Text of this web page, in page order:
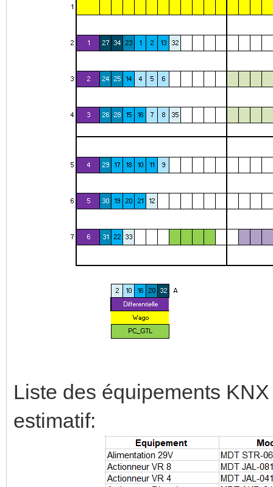
Liste des équipements
estimatif: